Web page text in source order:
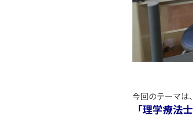
今回のテーマは
「理学療法